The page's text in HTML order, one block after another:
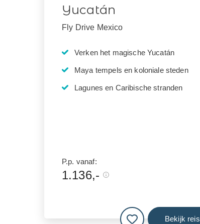
Yucatán
Fly Drive Mexico
Verken het magische Yucatán
Maya tempels en koloniale steden
Lagunes en Caribische stranden
P.p. vanaf:
1.136,-
Bekijk reis